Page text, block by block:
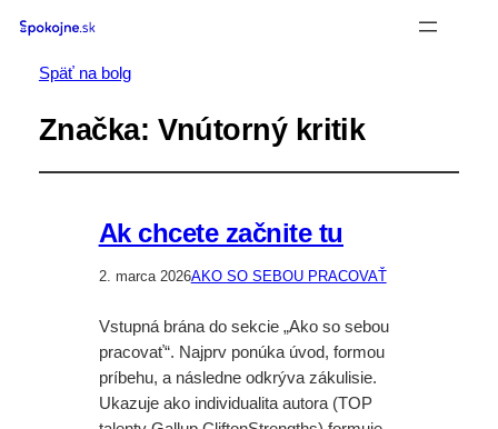
Späť na bolg
Značka: Vnútorný kritik
Ak chcete začnite tu
2. marca 2026AKO SO SEBOU PRACOVAŤ
Vstupná brána do sekcie „Ako so sebou
pracovať“. Najprv ponúka úvod, formou
príbehu, a následne odkrýva zákulisie.
Ukazuje ako individualita autora (TOP